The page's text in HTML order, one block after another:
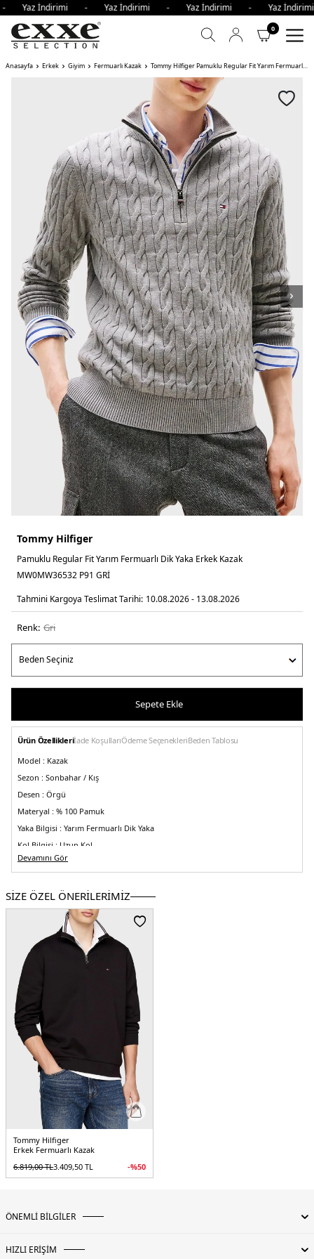
İndirimi - Yaz İndirimi - Yaz İndirimi -
0
Anasayfa Erkek Giyim Fermuarlı Kazak Tommy Hilfiger Pamuklu Regular Fit Yarım Fermuarlı Dik Yaka Erkek Kazak
Tommy Hilfiger
Pamuklu Regular Fit Yarım Fermuarlı Dik Yaka Erkek Kazak
MW0MW36532 P91 GRİ
Tahmini Kargoya Teslimat Tarihi: 10.08.2026 - 13.08.2026
Renk: gri̇
Sepete Ekle
Ürün Özellikleriİade KoşullarıÖdeme SeçenekleriBeden Tablosu
Model : Kazak
Sezon : Sonbahar / Kış
Desen : Örgü
Materyal : % 100 Pamuk
Yaka Bilgisi : Yarım Fermuarlı Dik Yaka
Kol Bilgisi : Uzun Kol
Kalıp Bilgisi :Regular Fit
3DE1MW0MW36532P91.18
Devamını Gör
SİZE ÖZEL ÖNERİLERİMİZ
Tommy Hilfiger
Erkek Fermuarlı Kazak
6.819,00TL3.409,50 TL -%50
ÖNEMLİ BİLGİLER
HIZLI ERİŞİM